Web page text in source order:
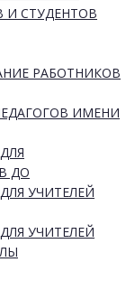
СТУДЕНТОВ
РАБОТНИКОВ
ИМЕНИ
ДО
УЧИТЕЛЕЙ
УЧИТЕЛЕЙ